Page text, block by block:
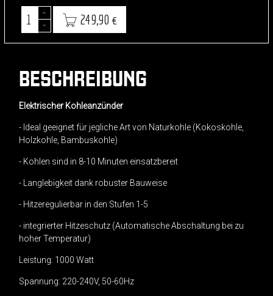
249,90 €
BESCHREIBUNG
Elektrischer Kohleanzünder
- Ideal geeignet für jegliche Art von Naturkohle (Kokoskohle,
Holzkohle, Bambuskohle)
- Kohlen sind in 8-10 Minuten einsatzbereit
- Langlebigkeit dank robuster Bauweise
- Hitzeregulierbar in den Stufen 1-5
- integrierter Hitzeschutz (Automatische Abschaltung bei zu
hoher Temperatur)
Leistung: 1000 Watt
Spannung: 220-240V, 50-60Hz